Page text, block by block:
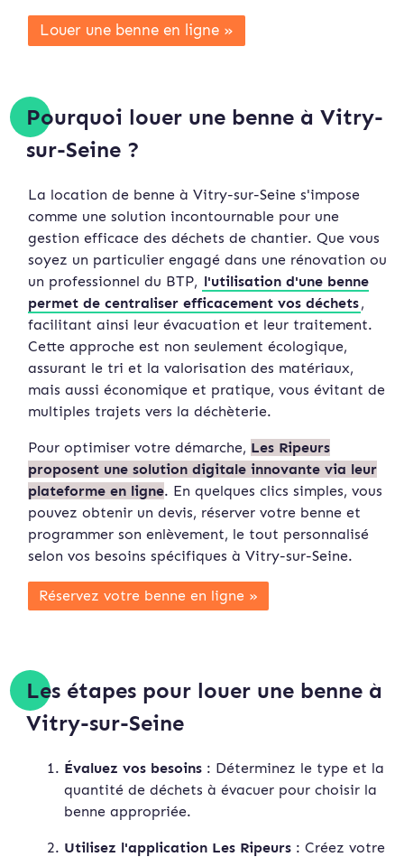
Louer une benne en ligne »
Pourquoi louer une benne à Vitry-
sur-Seine ?
La location de benne à Vitry-sur-Seine s'impose
comme une solution incontournable pour une
gestion efficace des déchets de chantier. Que vous
soyez un particulier engagé dans une rénovation ou
un professionnel du BTP, l'utilisation d'une benne
permet de centraliser efficacement vos déchets,
facilitant ainsi leur évacuation et leur traitement.
Cette approche est non seulement écologique,
assurant le tri et la valorisation des matériaux,
mais aussi économique et pratique, vous évitant de
multiples trajets vers la déchèterie.
Pour optimiser votre démarche, Les Ripeurs
proposent une solution digitale innovante via leur
plateforme en ligne. En quelques clics simples, vous
pouvez obtenir un devis, réserver votre benne et
programmer son enlèvement, le tout personnalisé
selon vos besoins spécifiques à Vitry-sur-Seine.
Réservez votre benne en ligne »
Les étapes pour louer une benne à
Vitry-sur-Seine
Évaluez vos besoins : Déterminez le type et la
quantité de déchets à évacuer pour choisir la
benne appropriée.
Utilisez l'application Les Ripeurs : Créez votre